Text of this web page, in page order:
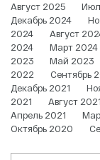
Август 2025
Декабрь 2024
2024
Август
2024
Март 2024
2023
Май 2023
2022
Сентябрь
Декабрь 2021
2021
Август 2021
Апрель 2021
Октябрь 2020